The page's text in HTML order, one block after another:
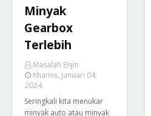
Minyak
Gearbox
Terlebih
Masalah Enjin
Khamis, Januari 04,
2024
Seringkali kita menukar
minyak auto atau minyak